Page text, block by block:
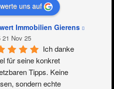
uns auf
Immobilien Gierens
21 Nov 25
Ich danke
für seine konkret
Tipps. Keine
sondern echte